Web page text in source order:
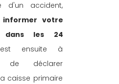
d'un accident,
informer votre
dans les 24
ensuite à
de déclarer
caisse primaire